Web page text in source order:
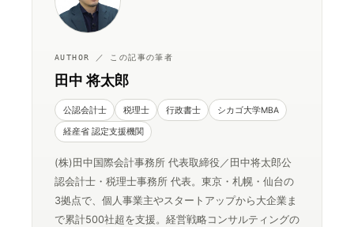
AUTHOR ／ この記事の筆者
田中 将太郎
公認会計士 税理士 行政書士 シカゴ大学MBA
経産省 認定支援機関
(株)田中国際会計事務所 代表取締役／田中将太郎公
認会計士・税理士事務所 代表。東京・札幌・仙台の
3拠点で、個人事業主やスタートアップから大企業ま
で累計500社超を支援。経営戦略コンサルティングの